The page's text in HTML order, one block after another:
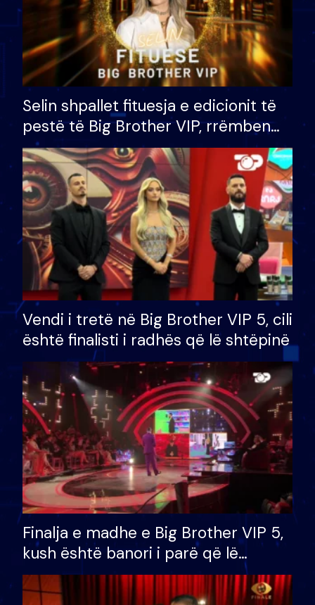
Selin shpallet fituesja e edicionit të
pestë të Big Brother VIP, rrëmben
çmimin e madh prej 100 mijë eurosh
Vendi i tretë në Big Brother VIP 5, cili
është finalisti i radhës që lë shtëpinë
Finalja e madhe e Big Brother VIP 5,
kush është banori i parë që lë
shtëpinë dhe humb mundësinë për
të fituar çmimin e madh